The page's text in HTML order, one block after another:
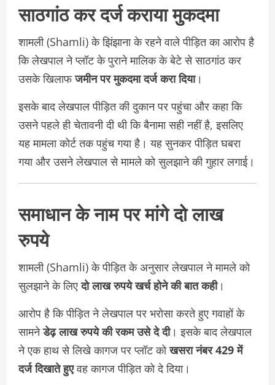
साठगांठ कर दर्ज कराया मुकदमा
शामली (Shamli) के झिंझाना के रहने वाले पीड़ित का आरोप है
कि लेखपाल ने प्लॉट के पुराने मालिक के बेटे से साठगांठ कर
उसके खिलाफजमीन पर मुकदमा दर्ज करा दिया।
इसके बाद लेखपाल पीड़ित की दुकान पर पहुंचा और कहा कि
उसने पहले ही चेतावनी दी थी कि बैनामा सही नहीं है, इसलिए
यह मामला कोर्ट तक पहुंच गया है। यह सुनकर पीड़ित घबरा
गया और उसने लेखपाल से मामले को सुलझाने की गुहार लगाई।
समाधान के नाम पर मांगे दो लाख
रुपये
शामली (Shamli) के पीड़ित के अनुसार लेखपाल ने मामले को
सुलझाने के लिएदो लाख रुपये खर्च होने की बात कही।
आरोप है कि पीड़ित ने लेखपाल पर भरोसा करते हुए गवाहों के
सामनेडेढ़ लाख रुपये की रकम उसे दे दी। इसके बाद लेखपाल
ने एक हाथ से लिखे कागज पर प्लॉट कोखसरा नंबर 429 में
दर्ज दिखाते हुएवह कागज पीड़ित को दे दिया।